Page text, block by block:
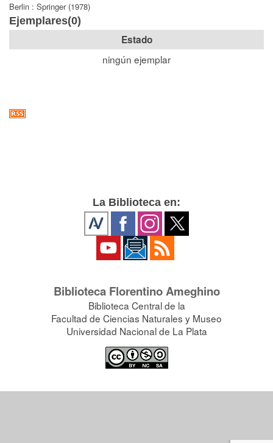
Berlin : Springer (1978)
Ejemplares(0)
Estado
ningún ejemplar
La Biblioteca en:
Biblioteca Florentino Ameghino
Biblioteca Central de la
Facultad de Ciencias Naturales y Museo
Universidad Nacional de La Plata